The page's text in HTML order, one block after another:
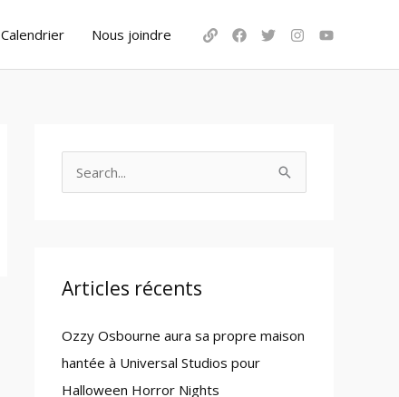
Calendrier Nous joindre
c
f
o
r
Articles récents
Ozzy Osbourne aura sa propre maison
hantée à Universal Studios pour
Halloween Horror Nights